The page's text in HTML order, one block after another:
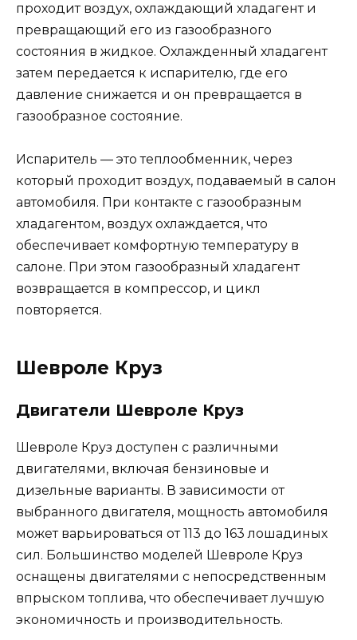
проходит воздух, охлаждающий хладагент и
превращающий его из газообразного
состояния в жидкое. Охлажденный хладагент
затем передается к испарителю, где его
давление снижается и он превращается в
газообразное состояние.
Испаритель — это теплообменник, через
который проходит воздух, подаваемый в салон
автомобиля. При контакте с газообразным
хладагентом, воздух охлаждается, что
обеспечивает комфортную температуру в
салоне. При этом газообразный хладагент
возвращается в компрессор, и цикл
повторяется.
Шевроле Круз
Двигатели Шевроле Круз
Шевроле Круз доступен с различными
двигателями, включая бензиновые и
дизельные варианты. В зависимости от
выбранного двигателя, мощность автомобиля
может варьироваться от 113 до 163 лошадиных
сил. Большинство моделей Шевроле Круз
оснащены двигателями с непосредственным
впрыском топлива, что обеспечивает лучшую
экономичность и производительность.